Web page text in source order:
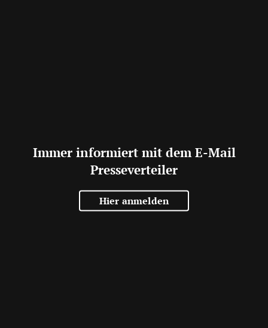
Immer informiert mit dem E-Mail
Presseverteiler
Hier anmelden